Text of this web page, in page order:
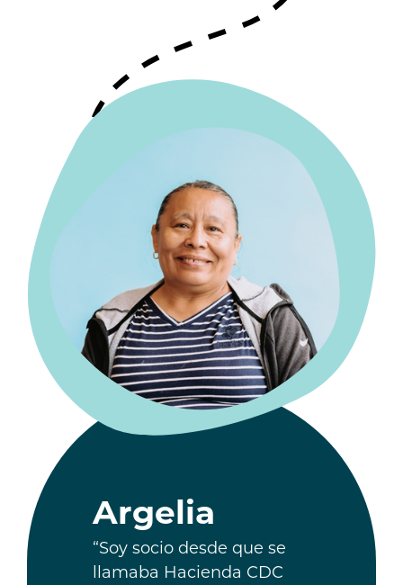
Argelia
“Soy socio desde que se
llamaba Hacienda CDC